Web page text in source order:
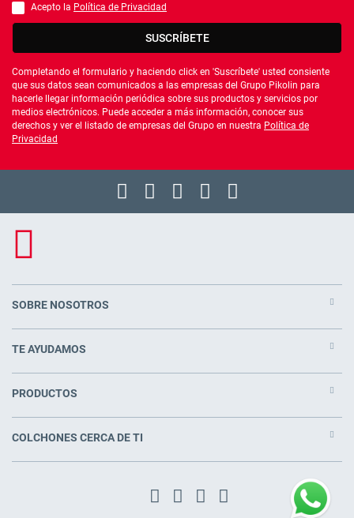
Debes aceptar la política de privacidad
Acepto la Política de Privacidad
SUSCRÍBETE
Completando el formulario y haciendo click en 'Suscríbete' usted consiente
que sus datos sean comunicados a las empresas del Grupo Pikolin para
hacerle llegar información periódica sobre sus productos y servicios por
medios electrónicos. Puede acceder a más información, conocer sus
derechos y ver el listado de empresas del Grupo en nuestra Política de
Privacidad
SOBRE NOSOTROS
TE AYUDAMOS
PRODUCTOS
COLCHONES CERCA DE TI